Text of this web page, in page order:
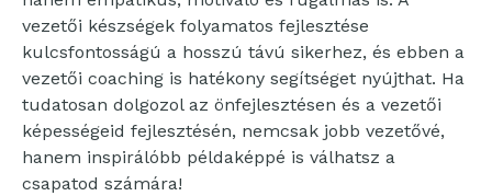
vezetői készségek folyamatos fejlesztése
kulcsfontosságú a hosszú távú sikerhez, és ebben a
vezetői coaching is hatékony segítséget nyújthat. Ha
tudatosan dolgozol az önfejlesztésen és a vezetői
képességeid fejlesztésén, nemcsak jobb vezetővé,
hanem inspirálóbb példaképpé is válhatsz a
csapatod számára!